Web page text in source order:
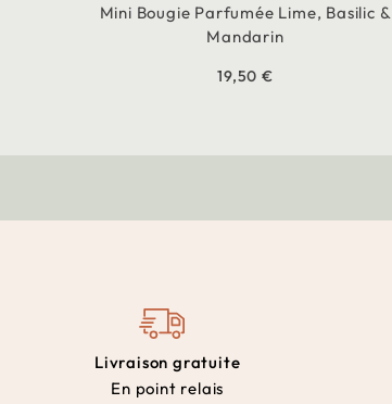
Mini Bougie Parfumée Lime, Basilic &
Mandarin
19,50 €
Livraison gratuite
En point relais